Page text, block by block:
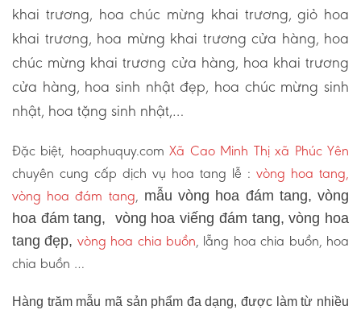
khai trương, hoa chúc mừng khai trương, giỏ hoa
khai trương, hoa mừng khai trương cửa hàng, hoa
chúc mừng khai trương cửa hàng, hoa khai trương
cửa hàng, hoa sinh nhật đẹp, hoa chúc mừng sinh
nhật, hoa tặng sinh nhật,…
Đặc biệt, hoaphuquy.com Xã Cao Minh Thị xã Phúc Yên
chuyên cung cấp dịch vụ hoa tang lễ : vòng hoa tang,
vòng hoa đám tang, mẫu vòng hoa đám tang, vòng
hoa đám tang, vòng hoa viếng đám tang, vòng hoa
tang đẹp, vòng hoa chia buồn, lẵng hoa chia buồn, hoa
chia buồn …
Hàng trăm mẫu mã sản phẩm đa dạng, được làm từ nhiều